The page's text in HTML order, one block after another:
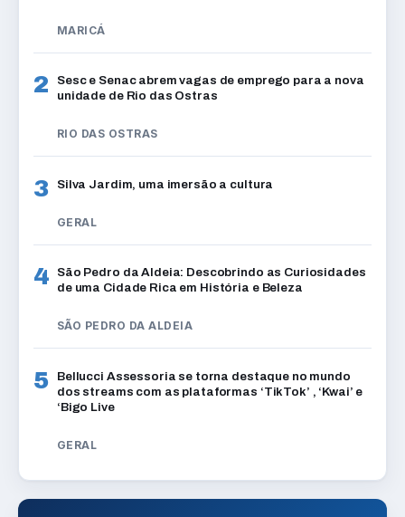
MARICÁ
2
Sesc e Senac abrem vagas de emprego para a nova
unidade de Rio das Ostras
RIO DAS OSTRAS
3 Silva Jardim, uma imersão a cultura
GERAL
4
São Pedro da Aldeia: Descobrindo as Curiosidades
de uma Cidade Rica em História e Beleza
SÃO PEDRO DA ALDEIA
5
Bellucci Assessoria se torna destaque no mundo
dos streams com as plataformas ‘TikTok’ , ‘Kwai’ e
‘Bigo Live
GERAL